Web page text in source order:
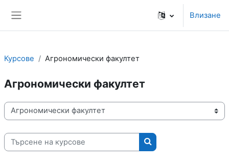
Влизане
Курсове Агрономически факултет
Агрономически факултет
Категории курсове
Търсене на курсове
Търсене на курсове